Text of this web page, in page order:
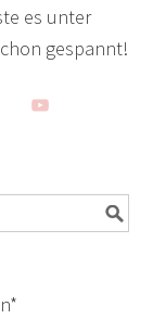
es unter
gespannt!